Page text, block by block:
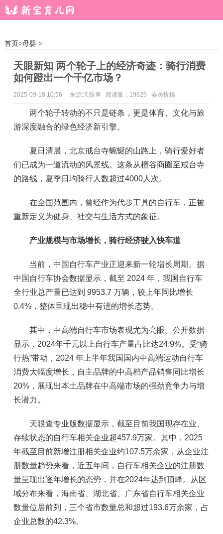
首页>母婴>
天眼新知 两个轮子上的经济奇迹：骑行消费
如何蹬出一个千亿市场？
2025-09-18 10:56 来源:天眼查 阅读量：19629 会员投稿
两个轮子转动的不只是链条，更是体育、文化与旅
游深度融合的绿色经济新引擎。
夏日清晨，北京戒台寺蜿蜒的山路上，骑行爱好者
们已成为一道流动的风景线。这条从檀谷商圈至戒台寺
的路线，夏季日均骑行人数超过4000人次。
在全国范围内，曾经作为代步工具的自行车，正被
重新定义为健身、社交与生活方式的象征。
产业规模与市场增长，骑行经济驶入快车道
当前，中国自行车产业正迎来新一轮增长周期。据
中国自行车协会数据显示，截至 2024 年，我国自行车
全行业总产量已达到 9953.7 万辆，较上年同比增长
0.4%，整体呈现出稳中有进的增长态势。
其中，中高端自行车市场表现尤为亮眼。公开数据
显示，2024年千元以上自行车产量占比达24.9%。受“骑
行热”带动，2024 年上半年我国国内中高端运动自行车
消费大幅度增长，自主品牌的中高档产品销售同比增长
20%，展现出本土品牌在中高端市场的强劲竞争力与增
长潜力。
天眼查专业版数据显示，截至目前我国现存在业、
存续状态的自行车相关企业超457.9万家。其中，2025
年截至目前新增注册相关企业约107.5万余家，从企业注
册数量趋势来看，近五年间，自行车相关企业的注册数
量呈现出逐年增长的态势，并在2024年达到顶峰。从区
域分布来看，海南省、湖北省、广东省自行车相关企业
数量位居前列，三个省市数量总和超过193.6万余家，占
企业总数的42.3%。